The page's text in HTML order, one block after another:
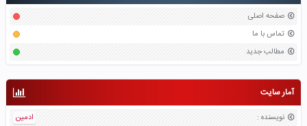
صفحه اصلی
تماس با ما
مطالب جدید
آمار سایت
نویسنده :
ادمین